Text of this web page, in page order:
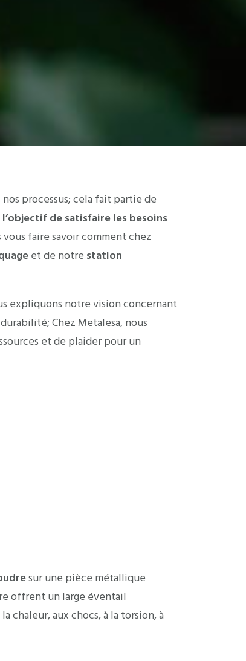
processus; cela fait partie de
de satisfaire les besoins
faire savoir comment chez
et de notre station
expliquons notre vision concernant
Chez Metalesa, nous
et de plaider pour un
sur une pièce métallique
offrent un large éventail
chaleur, aux chocs, à la torsion, à